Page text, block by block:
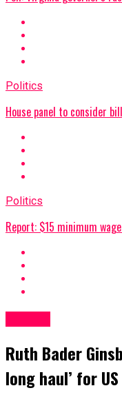
Politics
House panel to consider
Politics
Report: $15 minimum
Ruth Bader
long haul’ for US